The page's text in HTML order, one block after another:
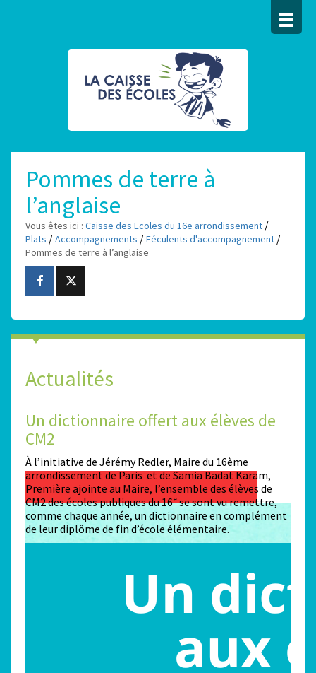
Pommes de terre à
l’anglaise
Vous êtes ici : Caisse des Ecoles du 16e arrondissement /
Plats /Accompagnements /Féculents d'accompagnement /
Pommes de terre à l’anglaise
Actualités
Un dictionnaire offert aux élèves de
CM2
À l’initiative de Jérémy Redler, Maire du 16ème
arrondissement de Paris et de Samia Badat Karam,
Première ajointe au Maire, l’ensemble des élèves de
CM2 des écoles publiques du 16ᵉ se sont vu remettre,
comme chaque année, un dictionnaire en complément
de leur diplôme de fin d’école élémentaire.